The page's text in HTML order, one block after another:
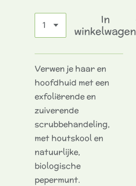
In
winkelwagen
Verwen je haar en
hoofdhuid met een
exfoliërende en
zuiverende
scrubbehandeling,
met houtskool en
natuurlijke,
biologische
pepermunt.